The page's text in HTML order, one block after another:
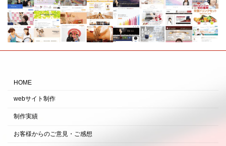
HOME
webサイト制作
制作実績
お客様からのご意見・ご感想